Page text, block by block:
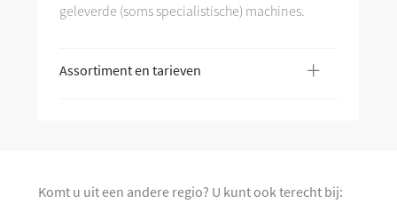
geleverde (soms specialistische) machines.
Assortiment en tarieven +
Komt u uit een andere regio? U kunt ook terecht bij: